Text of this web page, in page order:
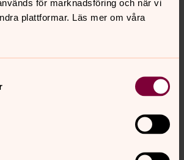
för marknadsföring och när vi
plattformar. Läs mer om våra